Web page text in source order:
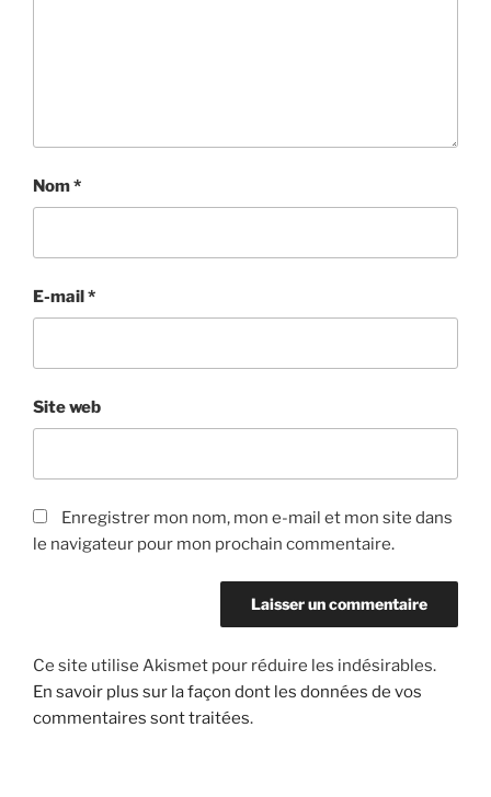
Nom*
E-mail*
Site web
Enregistrer mon nom, mon e-mail et mon site dans
le navigateur pour mon prochain commentaire.
Ce site utilise Akismet pour réduire les indésirables.
En savoir plus sur la façon dont les données de vos
commentaires sont traitées.